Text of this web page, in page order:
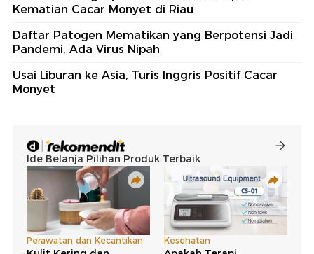
Kematian Cacar Monyet di Riau
Daftar Patogen Mematikan yang Berpotensi Jadi
Pandemi, Ada Virus Nipah
Usai Liburan ke Asia, Turis Inggris Positif Cacar
Monyet